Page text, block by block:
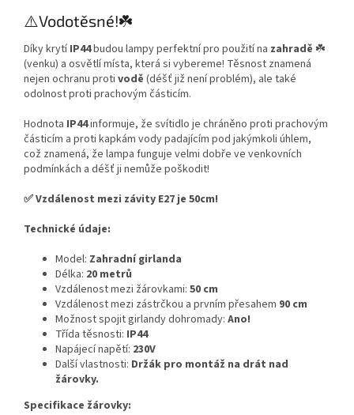
⚠️Vodotěsné!☘️
Díky krytíIP44budou lampy perfektní pro použití na zahradě ☘️
(venku) a osvětlí místa, která si vybereme! Těsnost znamená
nejen ochranu proti vodě (déšť již není problém), ale také
odolnost proti prachovým částicím.
Hodnota IP44informuje, že svítidlo je chráněno proti prachovým
částicím a proti kapkám vody padajícím pod jakýmkoli úhlem,
což znamená, že lampa funguje velmi dobře ve venkovních
podmínkách a déšť ji nemůže poškodit!
✅ Vzdálenost mezi závity E27 je 50cm!
Technické údaje:
Model: Zahradní girlanda
Délka: 20 metrů
Vzdálenost mezi žárovkami: 50 cm
Vzdálenost mezi zástrčkou a prvním přesahem 90 cm
Možnost spojit girlandy dohromady: Ano!
Třída těsnosti: IP44
Napájecí napětí: 230V
Další vlastnosti: Držák pro montáž na drát nad
žárovky.
Specifikace žárovky: